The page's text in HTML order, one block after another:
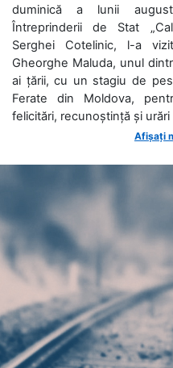
duminică a lunii
Întreprinderii de Stat
Serghei Cotelinic, l-a
Gheorghe Maluda, unul
ai țării, cu un stagiu de
Ferate din Moldova,
felicitări, recunoștință și
Afișați